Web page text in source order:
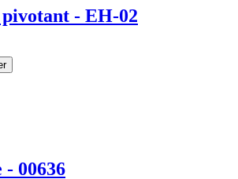
- EH-02
- 00636